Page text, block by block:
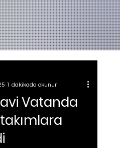
Vatanda
1 dakikada okunur